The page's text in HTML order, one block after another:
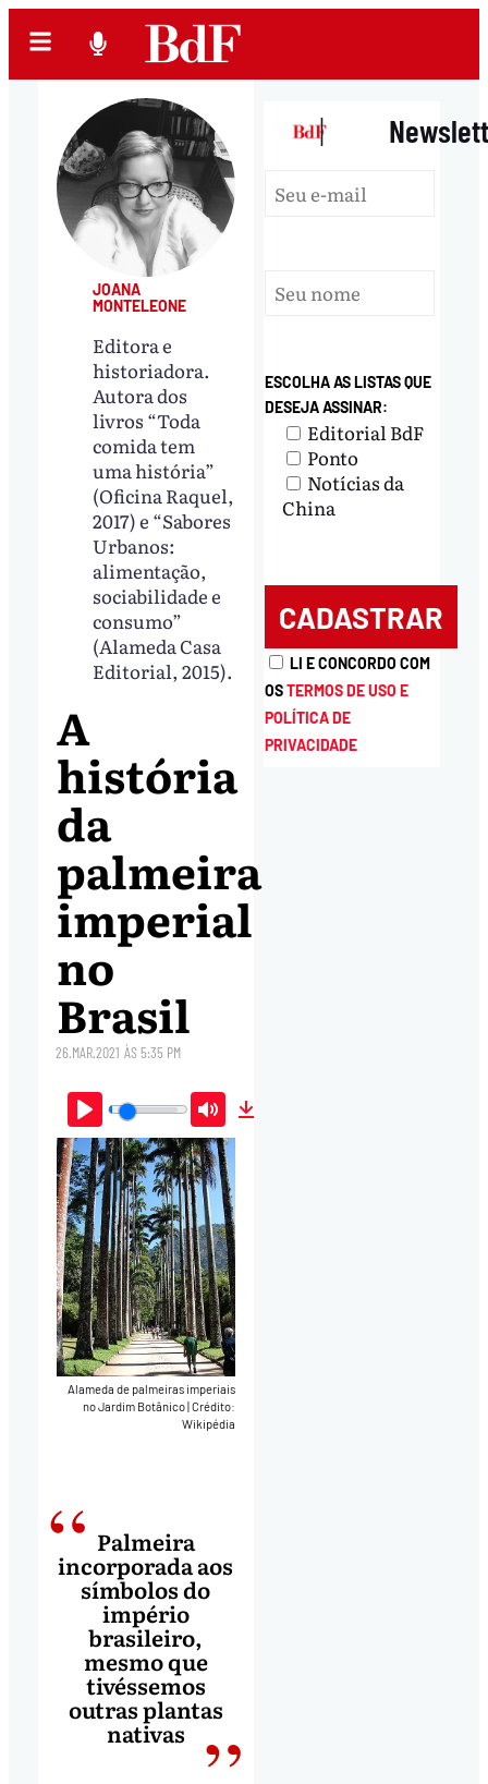
JOANA
MONTELEONE
Editora e
historiadora.
Autora dos
livros “Toda
comida tem
uma história”
(Oficina Raquel,
2017) e “Sabores
Urbanos:
alimentação,
sociabilidade e
consumo”
(Alameda Casa
Editorial, 2015).
A
história
da
palmeira
imperial
no
Brasil
26.MAR.2021 ÀS5:35 PM
Play Mute
Alameda de palmeiras imperiais
no Jardim Botânico Crédito:
Wikipédia
Palmeira
incorporada aos
símbolos do
império
brasileiro,
mesmo que
tivéssemos
outras plantas
nativas
|
ESCOLHA AS LISTAS QUE
DESEJA ASSINAR:
Editorial BdF
Ponto
Notícias da
China
LI E CONCORDO COM
OSTERMOS DE USO E
POLÍTICA DE
PRIVACIDADE